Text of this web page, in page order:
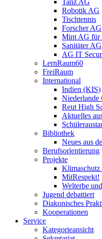
Tanz AG
Robotik AG
Tischtennis
Forscher AG
Mint AG für
Sanitäter AG
AG IT
LernRaum60
FreiRaum
International
Indien (KIS)
Niederlande
Reut High
Aktuelles
Bibliothek
Neues aus
Berufsorientierung
Projekte
Klimaschutz
MitRespekt!
Welterbe
Jugend debattiert
Diakonisches
Kooperationen
Service
Kategorieansicht